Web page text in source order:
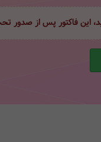
این فاکتور پس از صدور